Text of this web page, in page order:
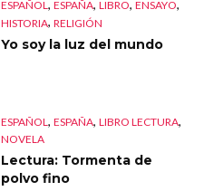
ESPAÑOL, ESPAÑA, LIBRO, ENSAYO,
HISTORIA, RELIGIÓN
Yo soy la luz del mundo
ESPAÑOL , ESPAÑA, LIBRO LECTURA,
NOVELA
Lectura: Tormenta de
polvo fino